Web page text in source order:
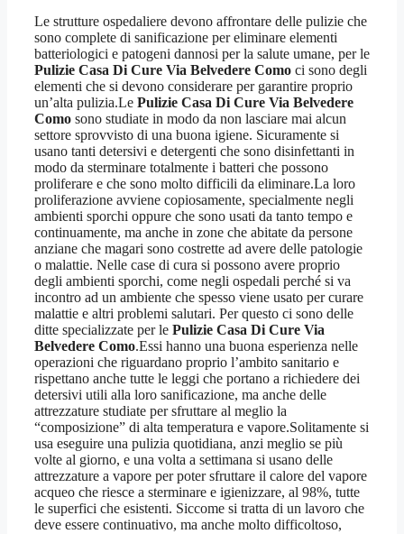
Le strutture ospedaliere devono affrontare delle pulizie che
sono complete di sanificazione per eliminare elementi
batteriologici e patogeni dannosi per la salute umane, per le
Pulizie Casa Di Cure Via Belvedere Como ci sono degli
elementi che si devono considerare per garantire proprio
un’alta pulizia.Le Pulizie Casa Di Cure Via Belvedere
Como sono studiate in modo da non lasciare mai alcun
settore sprovvisto di una buona igiene. Sicuramente si
usano tanti detersivi e detergenti che sono disinfettanti in
modo da sterminare totalmente i batteri che possono
proliferare e che sono molto difficili da eliminare.La loro
proliferazione avviene copiosamente, specialmente negli
ambienti sporchi oppure che sono usati da tanto tempo e
continuamente, ma anche in zone che abitate da persone
anziane che magari sono costrette ad avere delle patologie
o malattie. Nelle case di cura si possono avere proprio
degli ambienti sporchi, come negli ospedali perché si va
incontro ad un ambiente che spesso viene usato per curare
malattie e altri problemi salutari. Per questo ci sono delle
ditte specializzate per le Pulizie Casa Di Cure Via
Belvedere Como.Essi hanno una buona esperienza nelle
operazioni che riguardano proprio l’ambito sanitario e
rispettano anche tutte le leggi che portano a richiedere dei
detersivi utili alla loro sanificazione, ma anche delle
attrezzature studiate per sfruttare al meglio la
“composizione” di alta temperatura e vapore.Solitamente si
usa eseguire una pulizia quotidiana, anzi meglio se più
volte al giorno, e una volta a settimana si usano delle
attrezzature a vapore per poter sfruttare il calore del vapore
acqueo che riesce a sterminare e igienizzare, al 98%, tutte
le superfici che esistenti. Siccome si tratta di un lavoro che
deve essere continuativo, ma anche molto difficoltoso,